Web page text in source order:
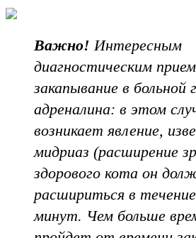
Важно! Интересным
диагностическим
закапывание в больной
адреналина: в этом
возникает явление,
мидриаз (расширение
здорового кота он
расшириться в
минут. Чем больше